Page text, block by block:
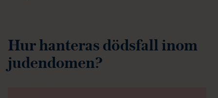
Hur hanteras dödsfall inom
judendomen?